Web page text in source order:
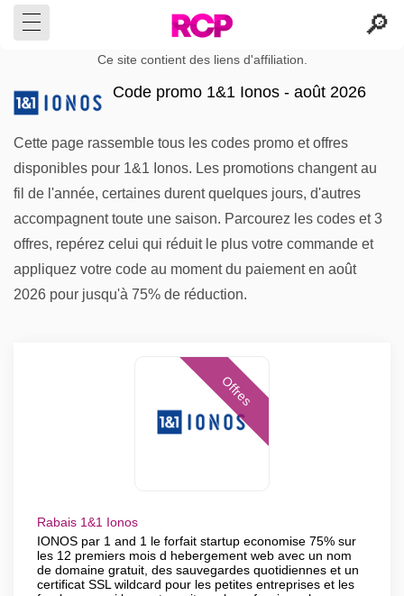
Ce site contient des liens d'affiliation.
Code promo 1&1 Ionos - août 2026
Cette page rassemble tous les codes promo et offres
disponibles pour 1&1 Ionos. Les promotions changent au
fil de l'année, certaines durent quelques jours, d'autres
accompagnent toute une saison. Parcourez les codes et 3
offres, repérez celui qui réduit le plus votre commande et
appliquez votre code au moment du paiement en août
2026 pour jusqu'à 75% de réduction.
Offres
Rabais 1&1 Ionos
IONOS par 1 and 1 le forfait startup economise 75% sur
les 12 premiers mois d hebergement web avec un nom
de domaine gratuit, des sauvegardes quotidiennes et un
certificat SSL wildcard pour les petites entreprises et les